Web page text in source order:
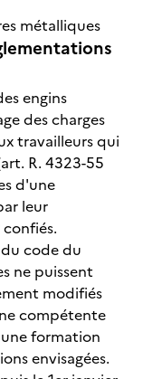
métalliques
engins
des charges
travailleurs qui
R. 4323-55
d'une
leur
code du
ne puissent
modifiés
compétente
formation
envisagées.